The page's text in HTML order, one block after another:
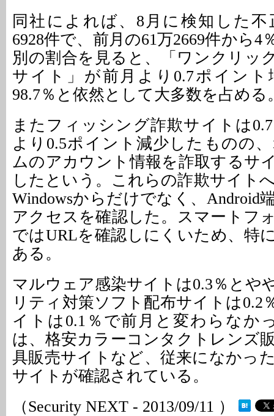
同社によれば、8月に検知した不
6928件で、前月の61万2669件から4
別の割合を見ると、「ワンクリッ
サイト」が前月より0.7ポイント
98.7％と依然として大多数を占める
またフィッシング詐欺サイトは
より0.5ポイント減少したものの
ムのアカウント情報を詐取するサ
したという。これらの詐欺サイト
Windowsからだけでなく、Android
アクセスを確認した。スマートフ
ではURLを確認しにくいため、特
ある。
マルウェア感染サイトは0.3％とや
リティ対策ソフト配布サイトは0.2
イトは0.1％で前月と変わらなか
は、格安カラーコンタクトレンズ
具販売サイトなど、従来になかっ
サイトが確認されている。
（Security NEXT - 2013/09/11 ）